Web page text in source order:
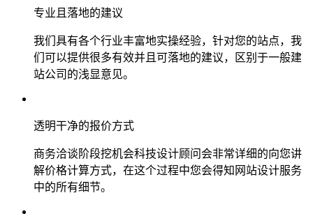
专业且落地的建议
我们具有各个行业丰富地实操经验，针对您的站点，我
们可以提供很多有效并且可落地的建议，区别于一般建
站公司的浅显意见。
透明干净的报价方式
商务洽谈阶段挖机会科技设计顾问会非常详细的向您讲
解价格计算方式，在这个过程中您会得知网站设计服务
中的所有细节。